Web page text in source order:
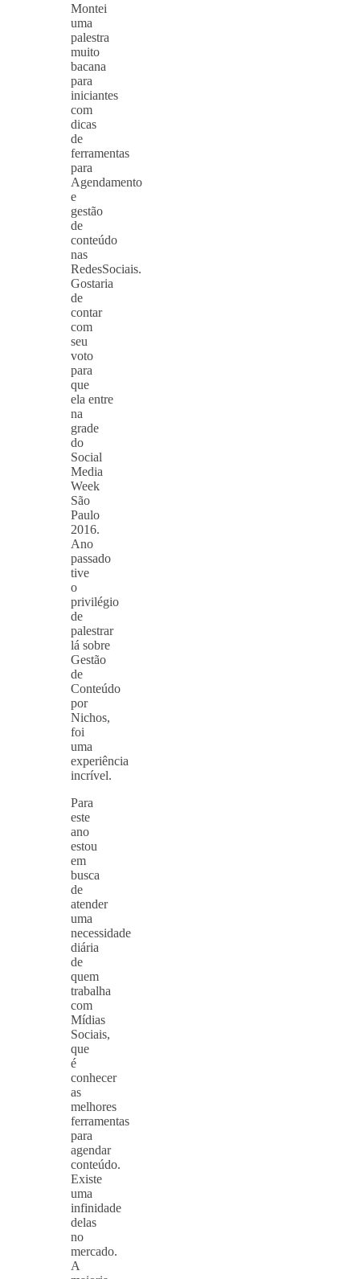
Montei
uma
palestra
muito
bacana
para
iniciantes
com
dicas
de
ferramentas
para
Agendamento
e
gestão
de
conteúdo
nas
RedesSociais.
Gostaria
de
contar
com
seu
voto
para
que
ela entre
na
grade
do
Social
Media
Week
São
Paulo
2016.
Ano
passado
tive
o
privilégio
de
palestrar
lá sobre
Gestão
de
Conteúdo
por
Nichos,
foi
uma
experiência
incrível.
Para
este
ano
estou
em
busca
de
atender
uma
necessidade
diária
de
quem
trabalha
com
Mídias
Sociais,
que
é
conhecer
as
melhores
ferramentas
para
agendar
conteúdo.
Existe
uma
infinidade
delas
no
mercado.
A